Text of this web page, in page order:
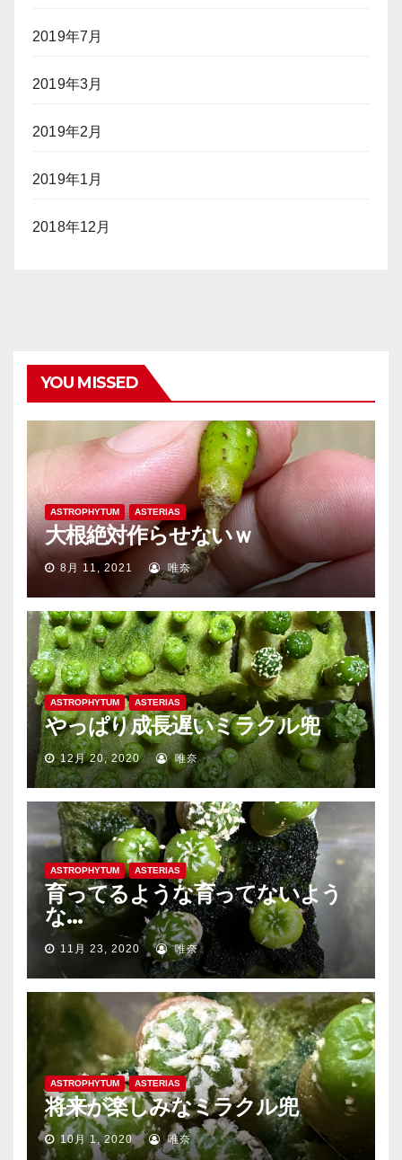
2019年7月
2019年3月
2019年2月
2019年1月
2018年12月
YOU MISSED
ASTROPHYTUM ASTERIAS
大根絶対作らせないｗ
8月 11, 2021 唯奈
ASTROPHYTUM ASTERIAS
やっぱり成長遅いミラクル兜
12月 20, 2020 唯奈
ASTROPHYTUM ASTERIAS
育ってるような育ってないよう
な…
11月 23, 2020 唯奈
ASTROPHYTUM ASTERIAS
将来が楽しみなミラクル兜
10月 1, 2020 唯奈